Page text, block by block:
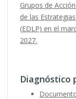
Grupos de
de las
(EDLP) en el
2027.
Diagnóstico